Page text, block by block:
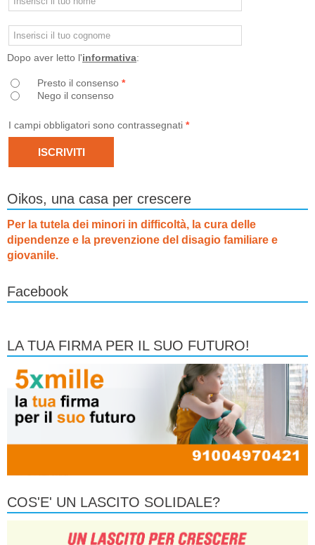
Dopo aver letto l'informativa:
Presto il consenso *
Nego il consenso
I campi obbligatori sono contrassegnati *
Oikos, una casa per crescere
Per la tutela dei minori in difficoltà, la cura delle
dipendenze e la prevenzione del disagio familiare e
giovanile.
Facebook
LA TUA FIRMA PER IL SUO FUTURO!
COS'E' UN LASCITO SOLIDALE?